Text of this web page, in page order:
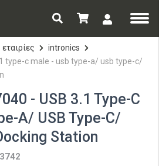
εταιρίες
intronics
type-c male - usb type-a/ usb type-c/
- USB 3.1 Type-C
A/ USB Type-C/
Station